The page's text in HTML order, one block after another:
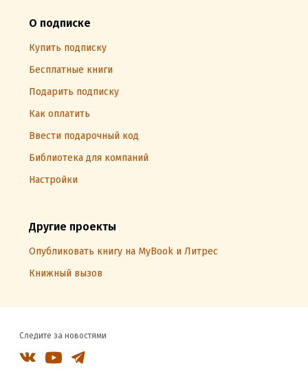
О подписке
Купить подписку
Бесплатные книги
Подарить подписку
Как оплатить
Ввести подарочный код
Библиотека для компаний
Настройки
Другие проекты
Опубликовать книгу на MyBook и Литрес
Книжный вызов
Следите за новостями